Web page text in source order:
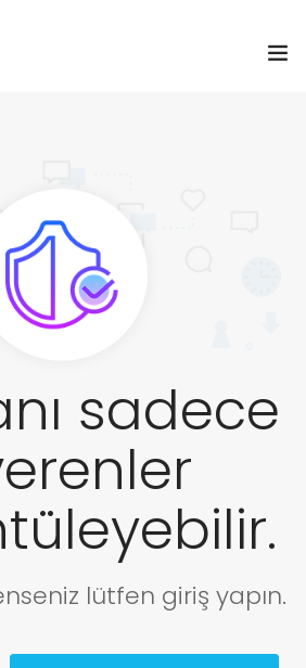
sadece
lütfen giriş yapın.